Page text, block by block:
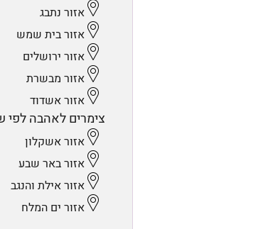
אזור נתבג
אזור בית שמש
אזור ירושלים
אזור מבשרת
אזור אשדוד
צימרים לאהבה לפי
אזור אשקלון
אזור באר שבע
אזור אילת והנגב
אזור ים המלח